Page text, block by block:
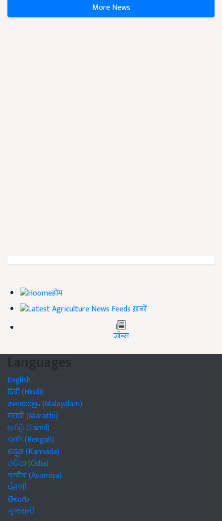
More News
होम
ख़बरें
जॉब्स
Languages
English
हिंदी (Hindi)
മലയാളം (Malayalam)
मराठी (Marathi)
தமிழ் (Tamil)
বাঙালি (Bengali)
ಕನ್ನಡ (Kannada)
ଓଡିଆ (Odia)
অসমীয়া (Asomiya)
ਪੰਜਾਬੀ
తెలుగు
ગુજરાતી